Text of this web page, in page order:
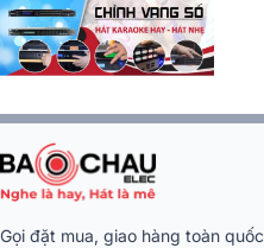
Gọi đặt mua, giao hàng toàn quốc